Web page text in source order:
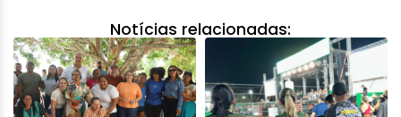
Notícias relacionadas: